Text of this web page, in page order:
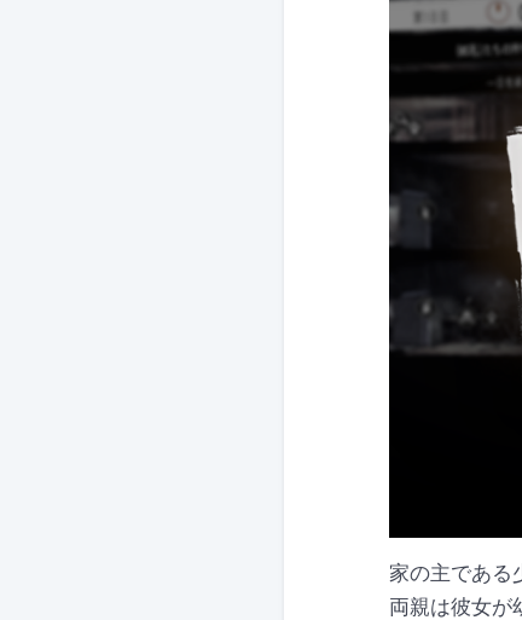
家の主である
両親は彼女が